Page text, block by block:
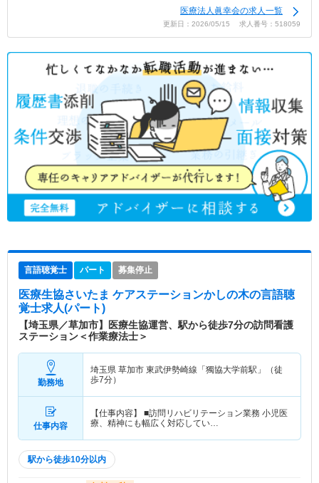
医療法人眞幸会の求人一覧
更新日：2026/05/15 求人番号：518059
言語聴覚士 パート 募集停止
医療生協さいたま ケアステーションかしの木の言語聴
覚士求人(パート)
【埼玉県／草加市】医療生協運営、駅から徒歩7分の訪問看護
ステーション＜作業療法士＞
勤務地
埼玉県 草加市 東武伊勢崎線「獨協大学前駅」（徒
歩7分）
仕事内容
【仕事内容】 ■訪問リハビリテーション業務 小児医
療、精神にも幅広く対応してい…
駅から徒歩10分以内